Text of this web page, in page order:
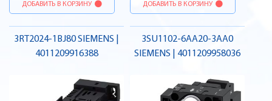
ДОБАВИТЬ В КОРЗИНУ ДОБАВИТЬ В КОРЗИНУ
3RT2024-1BJ80 SIEMENS |
4011209916388
3SU1102-6AA20-3AA0
SIEMENS | 4011209958036